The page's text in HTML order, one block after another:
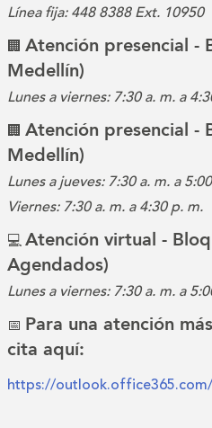
Línea fija: 448 8388 Ext. 10950
🏢 Atención presencial -
Medellín)
Lunes a viernes: 7:30 a. m. a
🏢 Atención presencial -
Medellín)
Lunes a jueves: 7:30 a. m. a
Viernes: 7:30 a. m. a 4:30 p. m.
💻Atención virtual -
Agendados)
Lunes a viernes: 7:30 a. m. a
📅 Para una atención
cita aquí:
https://